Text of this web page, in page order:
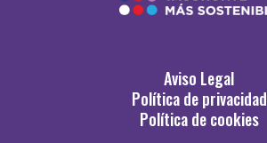
Aviso Legal
Política de privacidad
Política de cookies